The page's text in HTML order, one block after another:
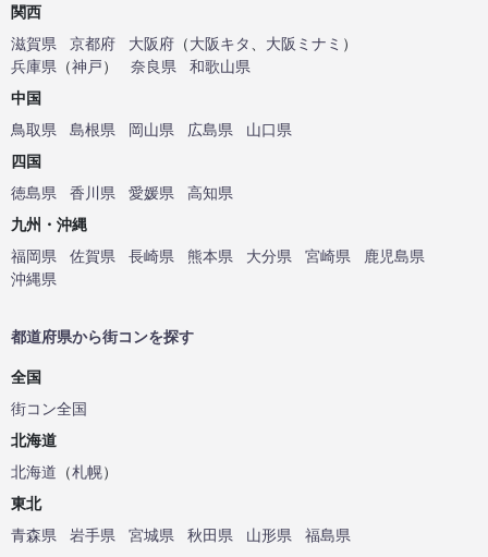
関西
滋賀県
京都府 大阪府 （大阪キタ 大阪ミナミ ）
兵庫県 （神戸） 奈良県
和歌山県
中国
鳥取県
島根県 岡山県 広島県
山口県
四国
徳島県
香川県 愛媛県
高知県
九州・沖縄
福岡県
佐賀県 長崎県 熊本県 大分県 宮崎県
鹿児島県
沖縄県
都道府県から街コンを探す
全国
街コン全国
北海道
北海道 （札幌）
東北
青森県
岩手県 宮城県 秋田県 山形県
福島県